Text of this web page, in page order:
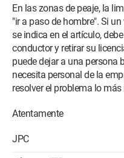
En las zonas de peaje, la
"ir a paso de hombre". Si
se indica en el artículo,
conductor y retirar su
puede dejar a una persona
necesita personal de la
resolver el problema lo
Atentamente
JPC